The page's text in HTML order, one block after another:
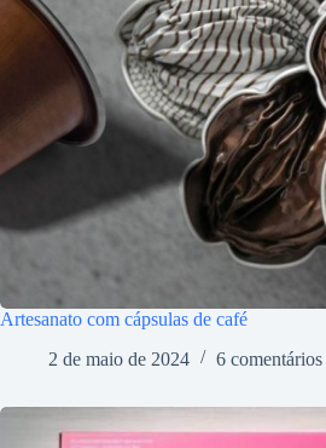
Artesanato com cápsulas de café
2 de maio de 2024
6 comentários